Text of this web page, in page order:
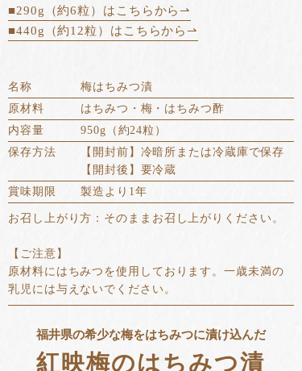
■290g（約6粒）はこちらから⇀
■440g（約12粒）はこちらから⇀
名称
梅はちみつ漬
原材料
はちみつ・梅・はちみつ酢
内容量
950g（約24粒）
保存方法
【開封前】冷暗所または冷蔵庫で保存
【開封後】要冷蔵
賞味期限
製造より1年
お召し上がり方：そのままお召し上がりください。
【ご注意】
原材料にはちみつを使用しております。一歳未満の
乳児には与えないでください。
福井県の希少な梅をはちみつに漬け込んだ
紅映梅のはちみつ漬